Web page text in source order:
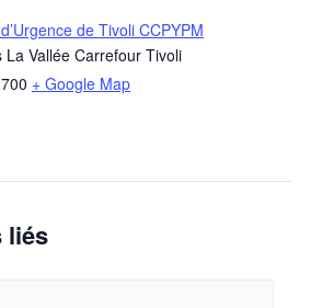
de Tivoli CCPYPM
Vallée Carrefour Tivoli
+ Google Map
liés